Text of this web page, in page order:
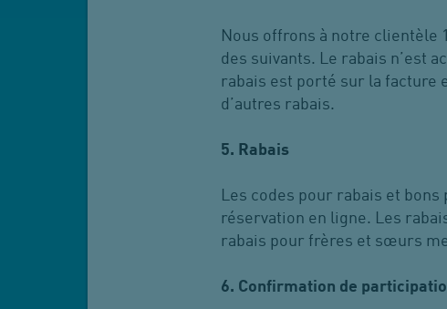
Nous offrons à notre clientèle
des suivants. Le rabais n’est
rabais est porté sur la facture
d’autres rabais.
5. Rabais
Les codes pour rabais et
réservation en ligne. Les
rabais pour frères et sœurs
6. Confirmation de